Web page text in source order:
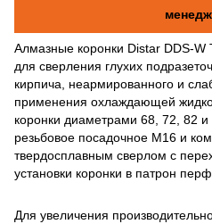
Алмазные коронки Distar DDS-
для сверления глухих
кирпича, неармированного и
применения охлаждающей
коронки диаметрами 68, 72, 82
резьбовое посадочное М16 и
твердосплавным сверлом с
установки коронки в патрон
Для увеличения